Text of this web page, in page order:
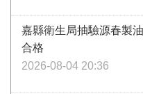
嘉縣衛生局抽驗源春製
合格
2026-08-04 20:36